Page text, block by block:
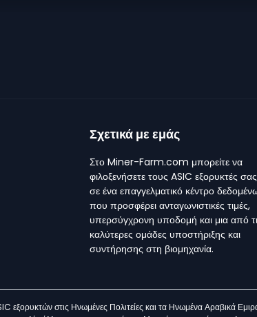
Σχετικά με εμάς
Στο Miner-Farm.com μπορείτε να
φιλοξενήσετε τους ASIC εξορυκτές σας
σε ένα επαγγελματικό κέντρο
που προσφέρει ανταγωνιστικές τιμές,
υπερσύγχρονη υποδομή και μια από
καλύτερες ομάδες υποστήριξης και
συντήρησης στη βιομηχανία.
εξορυκτών στις Ηνωμένες Πολιτείες και τα Ηνωμένα Αραβικά